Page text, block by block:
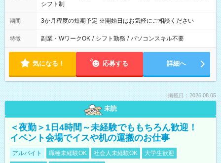
シフト制
期間 3か月程度の短期予定 ※開始日はお気軽にご相談ください
特徴 副業・WワークOK / シフト勤務 / パソコンスキル不要
気になる！ 応募する 詳細へ
掲載日：2026.08.05
未読
＜夜勤＞1日4時間～未経験でももちろん歓迎！
イベント会場でイスや机の運搬のお仕事
アルバイト 職種未経験OK 社会人未経験OK
大学生歓迎